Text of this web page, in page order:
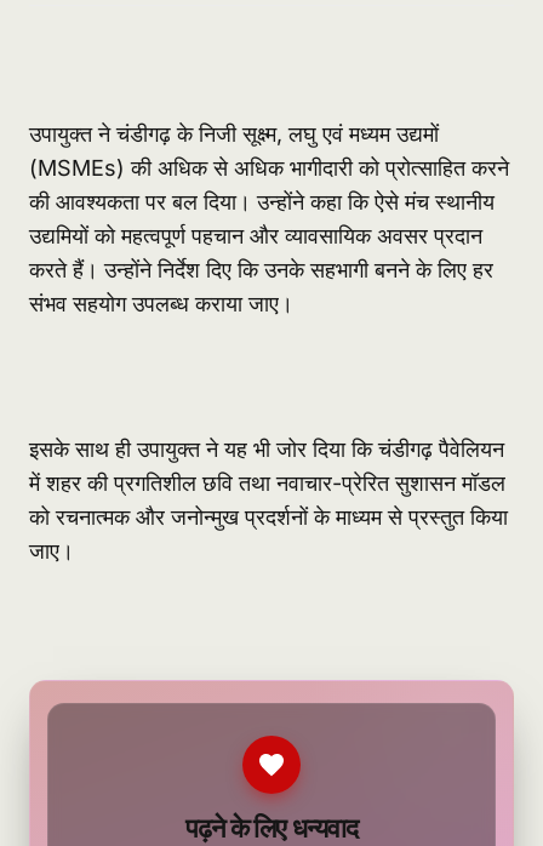
उपायुक्त ने चंडीगढ़ के निजी सूक्ष्म, लघु एवं मध्यम उद्यमों
(MSMEs) की अधिक से अधिक भागीदारी को प्रोत्साहित करने
की आवश्यकता पर बल दिया। उन्होंने कहा कि ऐसे मंच स्थानीय
उद्यमियों को महत्वपूर्ण पहचान और व्यावसायिक अवसर प्रदान
करते हैं। उन्होंने निर्देश दिए कि उनके सहभागी बनने के लिए हर
संभव सहयोग उपलब्ध कराया जाए।
इसके साथ ही उपायुक्त ने यह भी जोर दिया कि चंडीगढ़ पैवेलियन
में शहर की प्रगतिशील छवि तथा नवाचार-प्रेरित सुशासन मॉडल
को रचनात्मक और जनोन्मुख प्रदर्शनों के माध्यम से प्रस्तुत किया
जाए।
पढ़ने के लिए धन्यवाद